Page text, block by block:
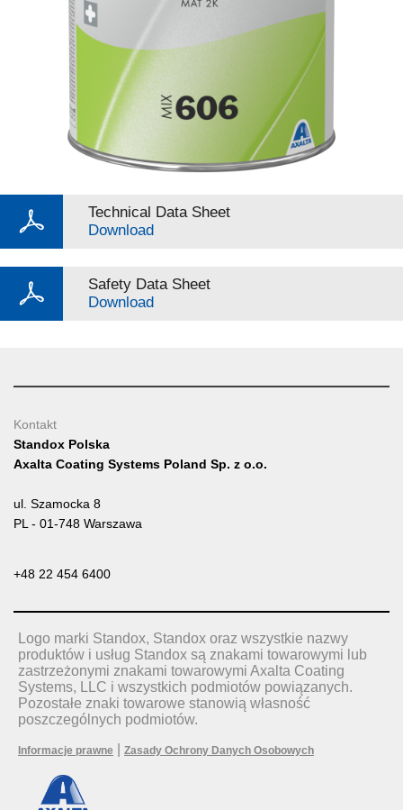
Technical Data Sheet
Download
Safety Data Sheet
Download
Kontakt
Standox Polska
Axalta Coating Systems Poland Sp. z o.o.
ul. Szamocka 8
PL - 01-748 Warszawa
+48 22 454 6400
Logo marki Standox, Standox oraz wszystkie nazwy
produktów i usług Standox są znakami towarowymi lub
zastrzeżonymi znakami towarowymi Axalta Coating
Systems, LLC i wszystkich podmiotów powiązanych.
Pozostałe znaki towarowe stanowią własność
poszczególnych podmiotów.
Informacje prawne Zasady Ochrony Danych Osobowych